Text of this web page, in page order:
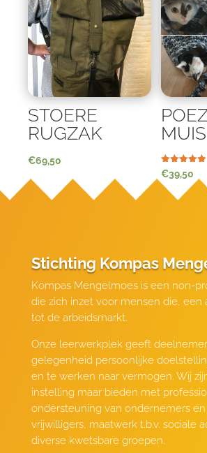
STOERE
RUGZAK
€69,50
MUIS
Waardering
5.00
uit 5
€39,50
Stichting Kompas
Kompas Mengelmoes is een non-
die zich inzet voor mensen die, een
tot de arbeidsmarkt.
Onze leerwerkplek geeft
gelegenheid persoonlijke
en te werken naar vermogen. Wij
instelling maar bieden met
ondersteuning van ondernemers
vrijwilligers, maatwerk t.b.v. sociale
diverse kwetsbare groepen.